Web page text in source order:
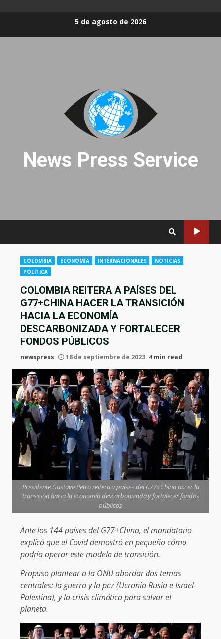
5 de agosto de 2026
News Press Service
COLOMBIA ECONOMÍA INTERNACIONALES
NOTICIAS
POLÍTICA
COLOMBIA REITERA A PAÍSES DEL
G77+CHINA HACER LA TRANSICIÓN
HACIA LA ECONOMÍA
DESCARBONIZADA Y FORTALECER
FONDOS PÚBLICOS
newspress 18 de septiembre de 2023 4 min read
Presidente Gustavo Petro reitera a países del G77+China hacer la
transición hacia la economía descarbonizada y fortalecer fondos
públicos
Ante los 144 países del G77+China, el mandatario
explicó que el Covid demostró en pequeño cómo
podría operar este modelo de transición.
Propuso plantear a la ONU abordar dos temas
centrales: la guerra y la paz (Ucrania-Rusia e Israel-
Palestina), y la crisis climática para salvar el
planeta.